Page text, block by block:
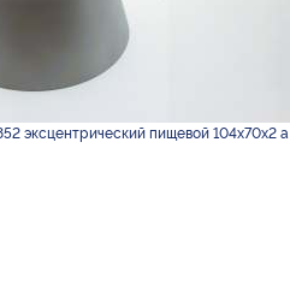
эксцентрический пищевой 104х70х2 а